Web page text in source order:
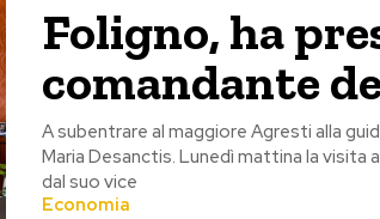
Foligno, ha
comandante
A subentrare al maggiore Agresti alla
Maria Desanctis. Lunedì mattina la visita
dal suo vice
Economia